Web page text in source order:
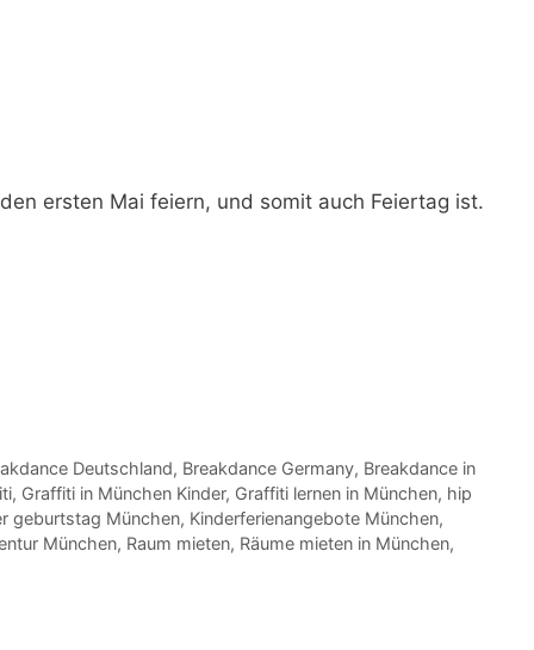
ersten Mai feiern, und somit auch Feiertag ist.
Deutschland, Breakdance Germany, Breakdance in
, Graffiti in München Kinder, Graffiti lernen in München, hip
geburtstag München, Kinderferienangebote München,
München, Raum mieten, Räume mieten in München,